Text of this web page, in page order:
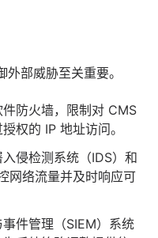
部威胁至关重要。
件防火墙，限制对 CMS
权的 IP 地址访问。
入侵检测系统（IDS）和
网络流量并及时响应可
件管理（SIEM）系统